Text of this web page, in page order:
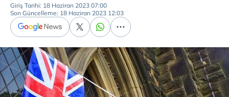
Giriş Tarihi: 18 Haziran 2023 07:00
Son Güncelleme: 18 Haziran 2023 12:03